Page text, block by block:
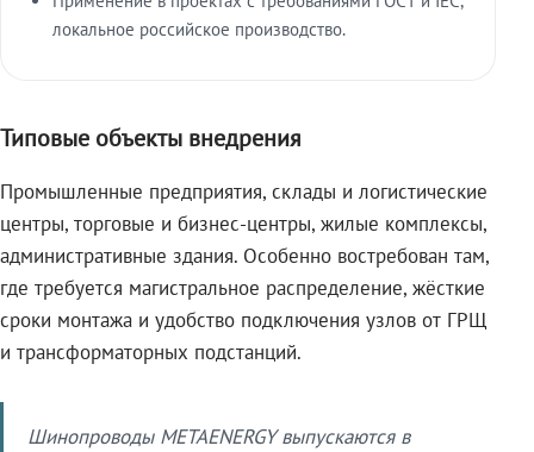
локальное российское производство.
Типовые объекты внедрения
Промышленные предприятия, склады и логистические
центры, торговые и бизнес-центры, жилые комплексы,
административные здания. Особенно востребован там,
где требуется магистральное распределение, жёсткие
сроки монтажа и удобство подключения узлов от ГРЩ
и трансформаторных подстанций.
Шинопроводы METAENERGY выпускаются в